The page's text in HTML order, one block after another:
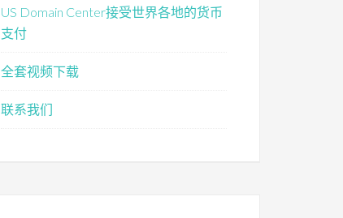
US Domain Center接受世界各地的货币
支付
全套视频下载
联系我们